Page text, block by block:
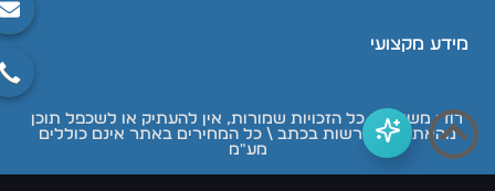
מידע מקצועי
דודי משאבות כל הזכויות שמורות, אין להעתיק או לשכפל תוכן
מהאתר ללא רשות בכתב \ כל המחירים באתר אינם כוללים
מע"מ